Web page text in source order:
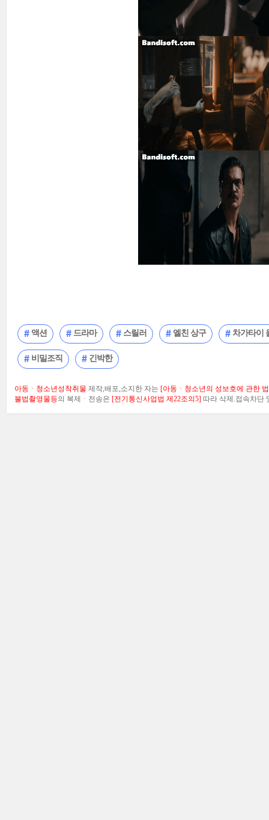
액션 드라마 스릴러 엘친 상구 차가타이
비밀조직 긴박한
아동ㆍ청소년성착취물 제작,배포,소지한 자는 [아동ㆍ청소년의 성보호에 관한
불법촬영물등의 복제ㆍ전송은 [전기통신사업법 제22조의5] 따라 삭제.접속차단